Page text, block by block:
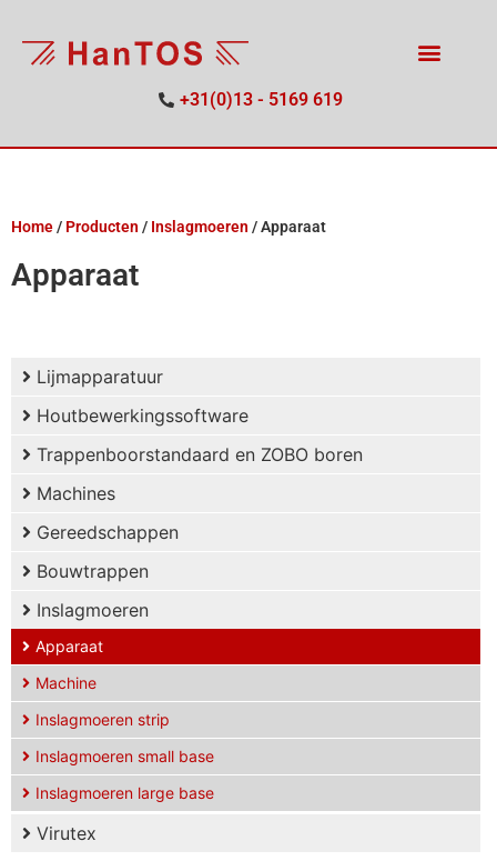
+31(0)13 - 5169 619
Home/ Producten / Inslagmoeren /Apparaat
Apparaat
Lijmapparatuur
Houtbewerkingssoftware
Trappenboorstandaard en ZOBO boren
Machines
Gereedschappen
Bouwtrappen
Inslagmoeren
Apparaat
Machine
Inslagmoeren strip
Inslagmoeren small base
Inslagmoeren large base
Virutex